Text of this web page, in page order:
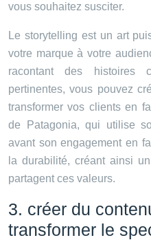
vous souhaitez susciter.
Le storytelling est un art
votre marque à votre
racontant des histoires
pertinentes, vous pouvez
transformer vos clients en
de Patagonia, qui utilise
avant son engagement en
la durabilité, créant ainsi
partagent ces valeurs.
3. créer du
transformer le